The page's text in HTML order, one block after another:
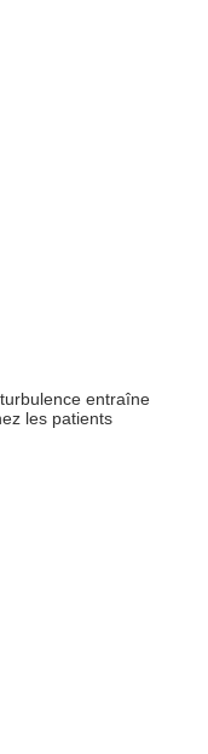
entraîne
les patients